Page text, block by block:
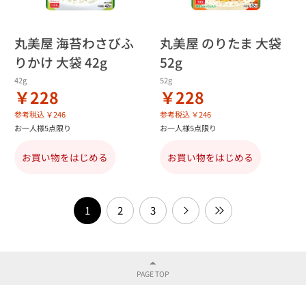
丸美屋 海苔わさびふ
りかけ 大袋 42g
42g
￥228
参考税込 ￥246
お一人様5点限り
お買い物をはじめる
丸美屋 のりたま 大袋
52g
52g
￥228
参考税込 ￥246
お一人様5点限り
お買い物をはじめる
1 2 3